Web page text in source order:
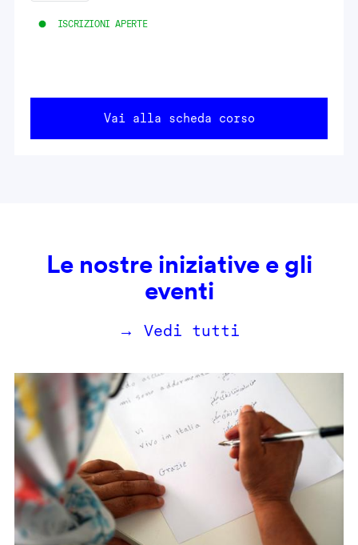
ISCRIZIONI APERTE
Vai alla scheda corso
Le nostre iniziative e gli
eventi
→ Vedi tutti